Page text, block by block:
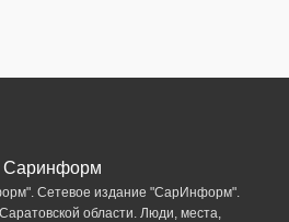
Сетевое издание "СарИнформ".
области. Люди, места,